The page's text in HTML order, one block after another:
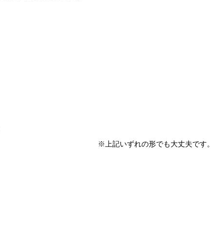
※上記いずれの形でも大丈夫です。